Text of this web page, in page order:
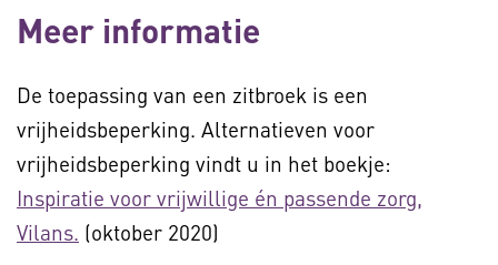
Meer informatie
De toepassing van een zitbroek is een
vrijheidsbeperking. Alternatieven voor
vrijheidsbeperking vindt u in het boekje:
Inspiratie voor vrijwillige én passende zorg,
Vilans. (oktober 2020)